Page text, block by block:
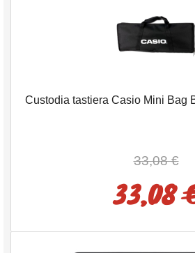
Custodia tastiera Casio Mini Bag
33,08 €
33,08